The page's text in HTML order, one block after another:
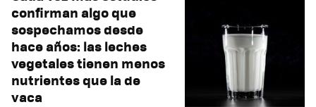
confirman algo que
sospechamos desde
hace años: las leches
vegetales tienen menos
nutrientes que la de
vaca